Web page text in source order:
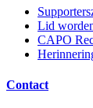
Lid
CAPO
Contact